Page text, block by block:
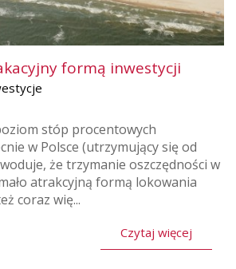
formą inwestycji
stóp procentowych
w Polsce (utrzymujący się od
że trzymanie oszczędności w
atrakcyjną formą lokowania
coraz wię...
Czytaj więcej